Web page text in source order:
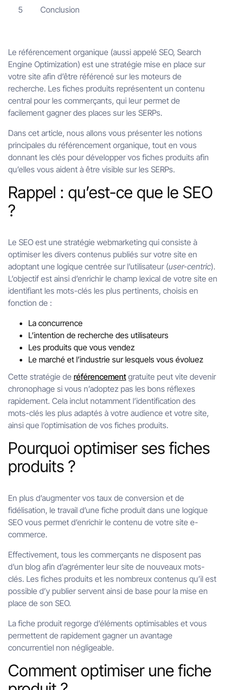
5 Conclusion
Le référencement organique (aussi appelé SEO, Search
Engine Optimization) est une stratégie mise en place sur
votre site afin d’être référencé sur les moteurs de
recherche. Les fiches produits représentent un contenu
central pour les commerçants, qui leur permet de
facilement gagner des places sur les SERPs.
Dans cet article, nous allons vous présenter les notions
principales du référencement organique, tout en vous
donnant les clés pour développer vos fiches produits afin
qu’elles vous aident à être visible sur les SERPs.
Rappel : qu’est-ce que le SEO
?
Le SEO est une stratégie webmarketing qui consiste à
optimiser les divers contenus publiés sur votre site en
adoptant une logique centrée sur l’utilisateur (user-centric).
L’objectif est ainsi d’enrichir le champ lexical de votre site en
identifiant les mots-clés les plus pertinents, choisis en
fonction de :
La concurrence
L’intention de recherche des utilisateurs
Les produits que vous vendez
Le marché et l’industrie sur lesquels vous évoluez
Cette stratégie de référencement gratuite peut vite devenir
chronophage si vous n’adoptez pas les bons réflexes
rapidement. Cela inclut notamment l’identification des
mots-clés les plus adaptés à votre audience et votre site,
ainsi que l’optimisation de vos fiches produits.
Pourquoi optimiser ses fiches
produits ?
En plus d’augmenter vos taux de conversion et de
fidélisation, le travail d’une fiche produit dans une logique
SEO vous permet d’enrichir le contenu de votre site e-
commerce.
Effectivement, tous les commerçants ne disposent pas
d’un blog afin d’agrémenter leur site de nouveaux mots-
clés. Les fiches produits et les nombreux contenus qu’il est
possible d’y publier servent ainsi de base pour la mise en
place de son SEO.
La fiche produit regorge d’éléments optimisables et vous
permettent de rapidement gagner un avantage
concurrentiel non négligeable.
Comment optimiser une fiche